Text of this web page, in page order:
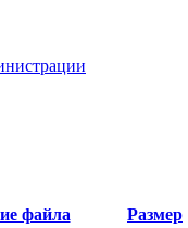
файла
Размер